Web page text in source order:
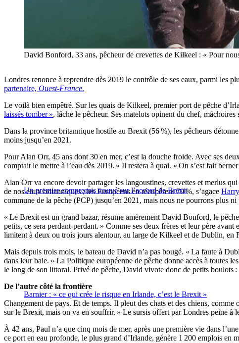
David Bonford, 33 ans, pêcheur de crevettes de Kilkeel : « Pour
Londres renonce à reprendre dès 2019 le contrôle de ses eaux, parmi les
partenaire, Ouest-France.
Le voilà bien empêtré. Sur les quais de Kilkeel, premier port de pêche
laissés tomber », lâche le pêcheur. Ses matelots opinent du chef, mâchoires
Dans la province britannique hostile au Brexit (56 %), les pêcheurs
moins jusqu’en 2021.
Pour Alan Orr, 45 ans dont 30 en mer, c’est la douche froide. Avec ses
comptait le mettre à l’eau dès 2019. » Il restera à quai. « On s’est fait
Un premier compromis trouvé sur l’accord de Brexit
Alan Orr va encore devoir partager les langoustines, crevettes et merlus
de nos eaux britanniques ; les Européens en récupèrent 70 %, s’agace
commune de la pêche (PCP) jusqu’en 2021, mais nous ne pourrons plus
« Le Brexit est un grand bazar, résume amèrement David Bonford, le
petits, ce sera perdant-perdant. » Comme ses deux frères et leur père
limitent à deux ou trois jours alentour, au large de Kilkeel et de Dublin, en
Mais depuis trois mois, le bateau de David n’a pas bougé. « La faute à
dans leur baie. » La Politique européenne de pêche donne accès à toutes
le long de son littoral. Privé de pêche, David vivote donc de petits boulots
Barnier : « ce qui crée le risque en Irlande, c’est le Brexit »
De l’autre côté la frontière
Changement de pays. Et de temps. Il pleut des chats et des chiens,
sur le Brexit, mais on va en souffrir. » Le sursis offert par Londres peine
À 42 ans, Paul n’a que cinq mois de mer, après une première vie dans
ce port en eau profonde, le plus grand d’Irlande, génère 1 200 emplois